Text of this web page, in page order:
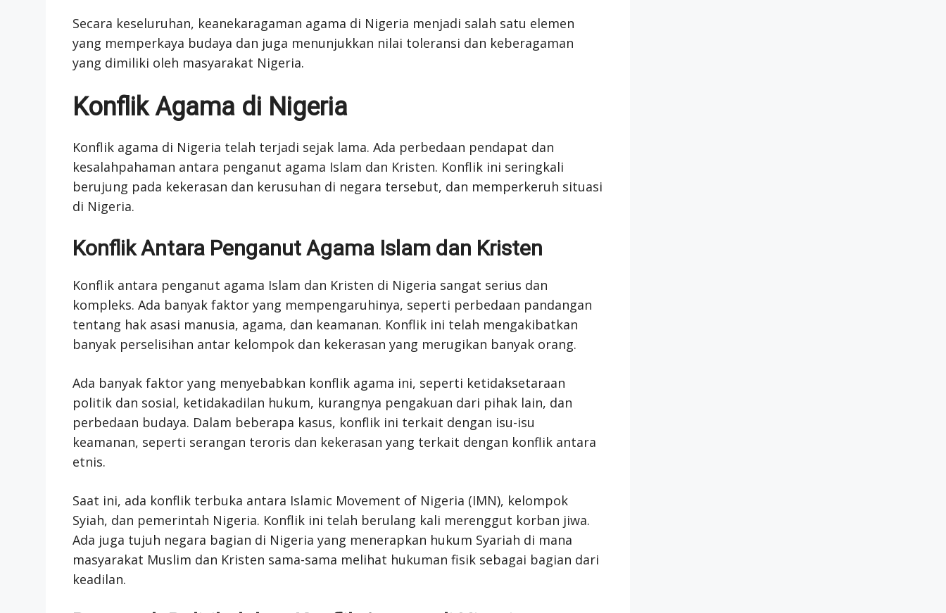
Secara keseluruhan, keanekaragaman agama di Nigeria menjadi salah satu elemen
yang memperkaya budaya dan juga menunjukkan nilai toleransi dan keberagaman
yang dimiliki oleh masyarakat Nigeria.
Konflik Agama di Nigeria
Konflik agama di Nigeria telah terjadi sejak lama. Ada perbedaan pendapat dan
kesalahpahaman antara penganut agama Islam dan Kristen. Konflik ini seringkali
berujung pada kekerasan dan kerusuhan di negara tersebut, dan memperkeruh situasi
di Nigeria.
Konflik Antara Penganut Agama Islam dan Kristen
Konflik antara penganut agama Islam dan Kristen di Nigeria sangat serius dan
kompleks. Ada banyak faktor yang mempengaruhinya, seperti perbedaan pandangan
tentang hak asasi manusia, agama, dan keamanan. Konflik ini telah mengakibatkan
banyak perselisihan antar kelompok dan kekerasan yang merugikan banyak orang.
Ada banyak faktor yang menyebabkan konflik agama ini, seperti ketidaksetaraan
politik dan sosial, ketidakadilan hukum, kurangnya pengakuan dari pihak lain, dan
perbedaan budaya. Dalam beberapa kasus, konflik ini terkait dengan isu-isu
keamanan, seperti serangan teroris dan kekerasan yang terkait dengan konflik antara
etnis.
Saat ini, ada konflik terbuka antara Islamic Movement of Nigeria (IMN), kelompok
Syiah, dan pemerintah Nigeria. Konflik ini telah berulang kali merenggut korban jiwa.
Ada juga tujuh negara bagian di Nigeria yang menerapkan hukum Syariah di mana
masyarakat Muslim dan Kristen sama-sama melihat hukuman fisik sebagai bagian dari
keadilan.